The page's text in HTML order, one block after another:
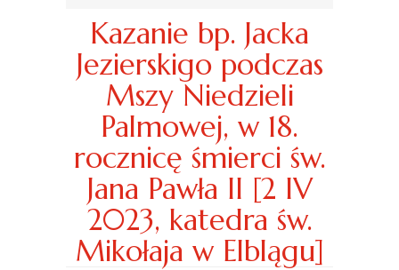
Kazanie bp. Jacka
Jezierskigo podczas
Mszy Niedzieli
Palmowej, w 18.
rocznicę śmierci św.
Jana Pawła II [2 IV
2023, katedra św.
Mikołaja w Elblągu]